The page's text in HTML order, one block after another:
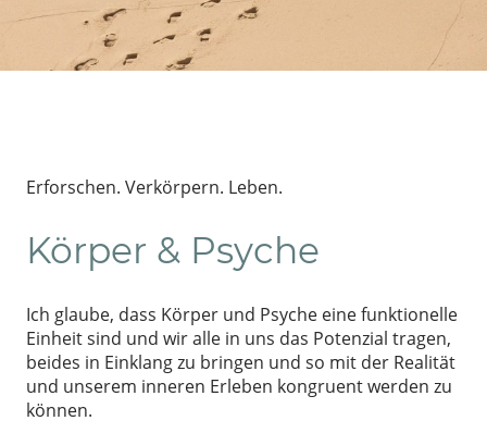
Erforschen. Verkörpern. Leben.
Körper & Psyche
Ich glaube, dass Körper und Psyche eine funktionelle
Einheit sind und wir alle in uns das Potenzial tragen,
beides in Einklang zu bringen und so mit der Realität
und unserem inneren Erleben kongruent werden zu
können.